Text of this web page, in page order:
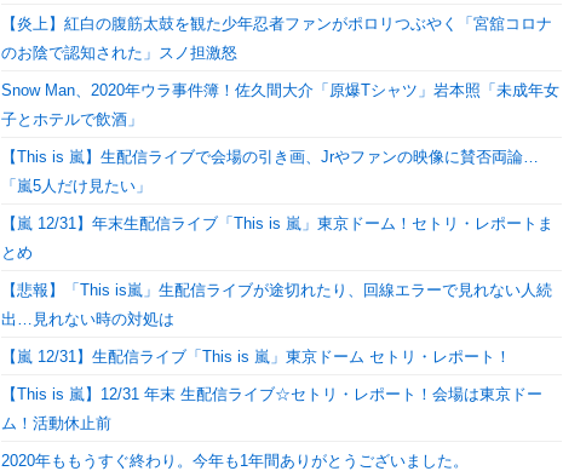
【炎上】紅白の腹筋太鼓を観た少年忍者ファンがポロリつぶやく「宮舘コロナ
のお陰で認知された」スノ担激怒
Snow Man、2020年ウラ事件簿！佐久間大介「原爆Tシャツ」岩本照「未成年女
子とホテルで飲酒」
【This is 嵐】生配信ライブで会場の引き画、Jrやファンの映像に賛否両論…
「嵐5人だけ見たい」
【嵐 12/31】年末生配信ライブ「This is 嵐」東京ドーム！セトリ・レポートま
とめ
【悲報】「This is嵐」生配信ライブが途切れたり、回線エラーで見れない人続
出…見れない時の対処は
【嵐 12/31】生配信ライブ「This is 嵐」東京ドーム セトリ・レポート！
【This is 嵐】12/31 年末 生配信ライブ☆セトリ・レポート！会場は東京ドー
ム！活動休止前
2020年ももうすぐ終わり。今年も1年間ありがとうございました。